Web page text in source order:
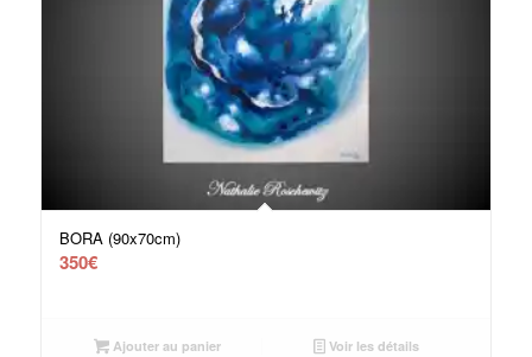
BORA (90x70cm)
350€
Ajouter au panier Voir les détails